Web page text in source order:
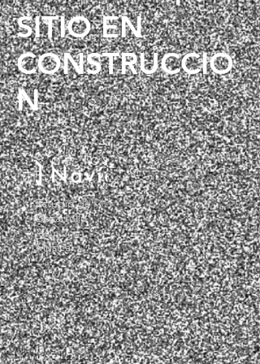
SITIO EN
CONSTRUCCIO
N
Estudio de
Desarrollo
Acústico
Musical